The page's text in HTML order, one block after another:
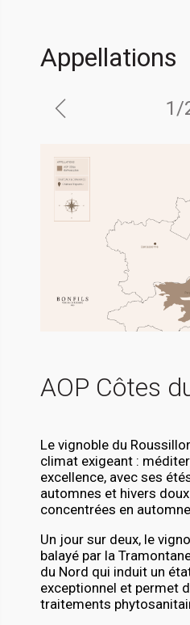
Appellations
1 /
AOP Côtes
Le vignoble du
climat exigeant :
excellence, avec ses
automnes et hivers
concentrées en
Un jour sur deux, le
balayé par la
du Nord qui induit un
exceptionnel et permet
traitements